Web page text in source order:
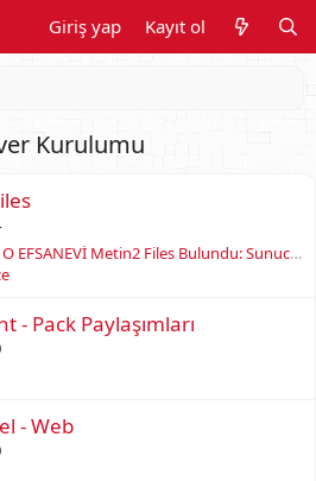
Giriş yap Kayıt ol
Kurulumu
4 Yıl Önce Kayıp Olan O EFSANEVİ Metin2 Files Bulundu: Sunucunu Tek Gecede Yüceltecek Sır!
- Pack Paylaşımları
- Web